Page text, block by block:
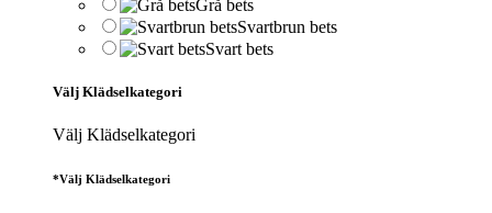
Grå bets
Svartbrun bets
Svart bets
Välj Klädselkategori
Välj Klädselkategori
*Välj Klädselkategori